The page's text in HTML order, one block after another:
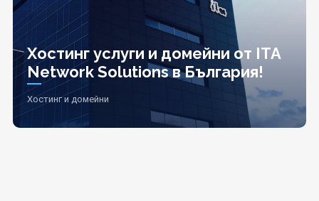
Хостинг услуги и домейни от ITA
Network Solutions в България!
Хостинг и домейни